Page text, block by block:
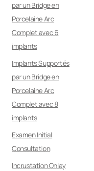
par un Bridge en
Porcelaine Arc
Complet avec 6
implants
Implants Supportés
par un Bridge en
Porcelaine Arc
Complet avec 8
implants
Examen Initial
Consultation
Incrustation Onlay